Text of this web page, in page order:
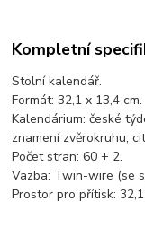
Kompletní
Stolní kalendář.
Formát: 32,1 x 13,4 cm.
Kalendárium: české
znamení zvěrokruhu,
Počet stran: 60 + 2.
Vazba: Twin-wire (se
Prostor pro přítisk: